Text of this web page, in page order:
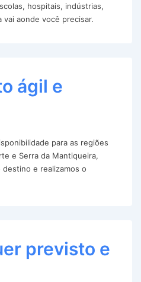
hospitais, indústrias,
aonde você precisar.
ágil e
para as regiões
e Serra da Mantiqueira,
e realizamos o
previsto e